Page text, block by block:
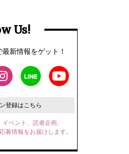
Us!
新情報をゲット！
登録はこちら
ベント、読者企画、
募情報をお届けします。